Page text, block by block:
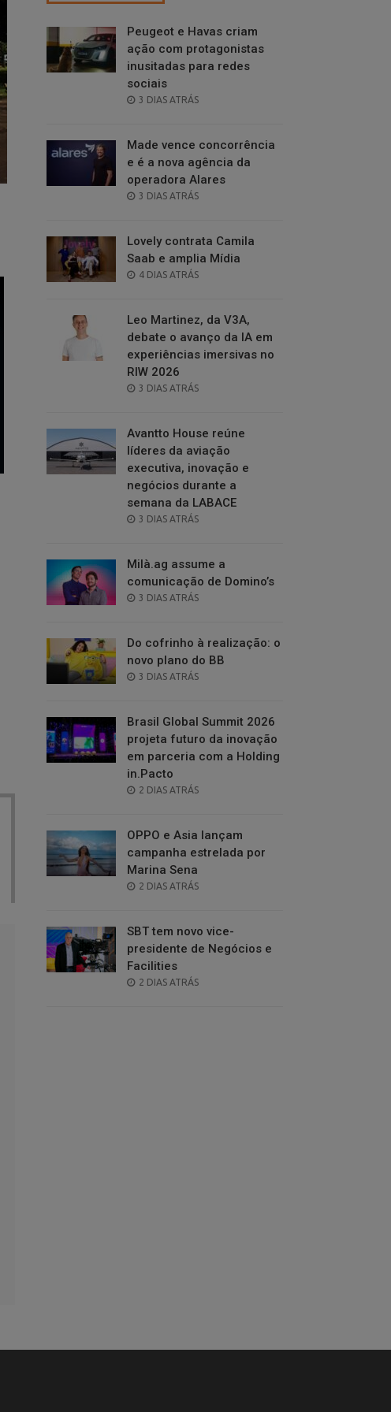
Peugeot e Havas criam
ação com protagonistas
inusitadas para redes
sociais
POSTED
3 DIAS ATRÁS
Made vence concorrência
e é a nova agência da
operadora Alares
POSTED
3 DIAS ATRÁS
Lovely contrata Camila
Saab e amplia Mídia
POSTED
4 DIAS ATRÁS
Leo Martinez, da V3A,
debate o avanço da IA em
experiências imersivas no
RIW 2026
POSTED
3 DIAS ATRÁS
Avantto House reúne
líderes da aviação
executiva, inovação e
negócios durante a
semana da LABACE
POSTED
3 DIAS ATRÁS
Milà.ag assume a
comunicação de Domino’s
POSTED
3 DIAS ATRÁS
Do cofrinho à realização: o
novo plano do BB
POSTED
3 DIAS ATRÁS
Brasil Global Summit 2026
projeta futuro da inovação
em parceria com a Holding
in.Pacto
POSTED
2 DIAS ATRÁS
OPPO e Asia lançam
campanha estrelada por
Marina Sena
POSTED
2 DIAS ATRÁS
SBT tem novo vice-
presidente de Negócios e
Facilities
POSTED
2 DIAS ATRÁS